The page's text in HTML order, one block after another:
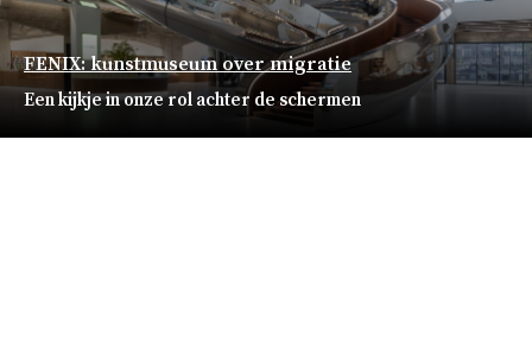
FENIX: kunstmuseum over migratie
Een kijkje in onze rol achter de schermen